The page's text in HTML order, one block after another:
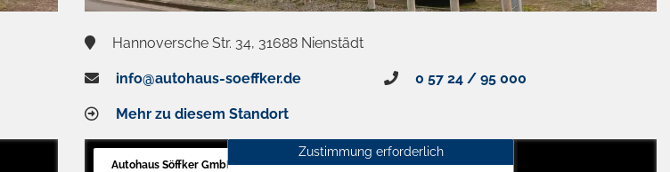
Hannoversche Str. 34, 31688 Nienstädt
info@autohaus-soeffker.de 0 57 24 / 95 000
Mehr zu diesem Standort
Autohaus Söffker GmbH
Zustimmung erforderlich